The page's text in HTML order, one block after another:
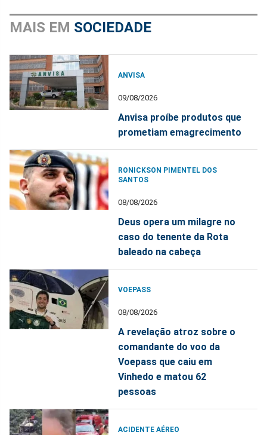
MAIS EM SOCIEDADE
ANVISA
09/08/2026
Anvisa proíbe produtos que
prometiam emagrecimento
RONICKSON PIMENTEL DOS
SANTOS
08/08/2026
Deus opera um milagre no
caso do tenente da Rota
baleado na cabeça
VOEPASS
08/08/2026
A revelação atroz sobre o
comandante do voo da
Voepass que caiu em
Vinhedo e matou 62
pessoas
ACIDENTE AÉREO